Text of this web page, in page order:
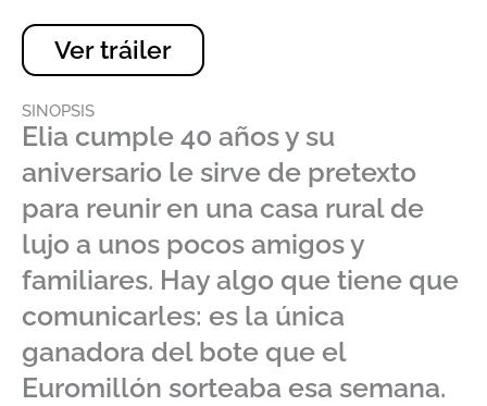
Ver tráiler
SINOPSIS
Elia cumple 40 años y su
aniversario le sirve de pretexto
para reunir en una casa rural de
lujo a unos pocos amigos y
familiares. Hay algo que tiene que
comunicarles: es la única
ganadora del bote que el
Euromillón sorteaba esa semana.